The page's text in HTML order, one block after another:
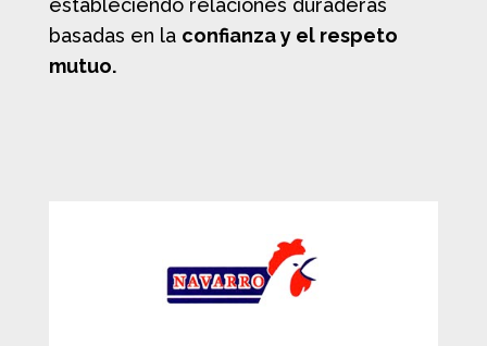
estableciendo relaciones duraderas
basadas en la confianza y el respeto
mutuo.